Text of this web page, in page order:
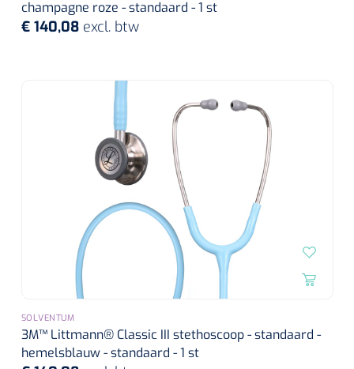
champagne roze - standaard - 1 st
€ 140,08 excl. btw
SOLVENTUM
3M™ Littmann® Classic III stethoscoop - standaard -
hemelsblauw - standaard - 1 st